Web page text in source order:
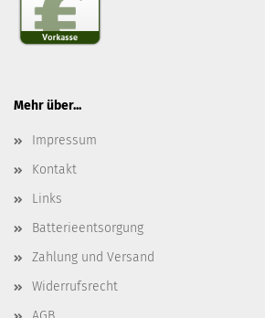
Mehr über...
Impressum
Kontakt
Links
Batterieentsorgung
Zahlung und Versand
Widerrufsrecht